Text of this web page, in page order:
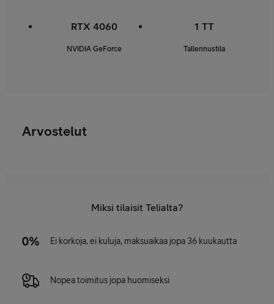
RTX 4060
NVIDIA GeForce
1 TT
Tallennustila
Arvostelut
Miksi tilaisit Telialta?
Ei korkoja, ei kuluja, maksuaikaa jopa 36 kuukautta
Nopea toimitus jopa huomiseksi